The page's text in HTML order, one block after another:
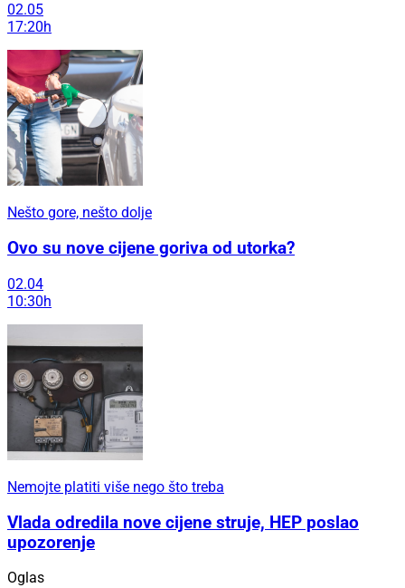
02.05
17:20h
Nešto gore, nešto dolje
Ovo su nove cijene goriva od utorka?
02.04
10:30h
Nemojte platiti više nego što treba
Vlada odredila nove cijene struje, HEP poslao
upozorenje
Oglas